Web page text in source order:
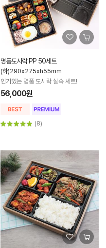
명품도시락 PP 50세트
(하)290x275xh55mm
인기있는 명품 도시락 실속 세트!
56,000원
(8)